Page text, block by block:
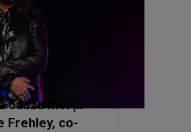
cauza morții
Frehley, co-